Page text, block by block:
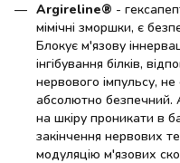
Argireline® -
мімічні зморшки, є
Блокує м'язову
інгібування білків,
нервового імпульсу, не
абсолютно безпечний.
на шкіру проникати в
закінчення нервових
модуляцію м'язових